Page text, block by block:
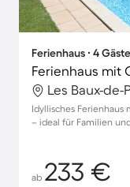
Ferienhaus ∙ 4
Idyllisches Ferienhaus
– ideal für Familien
ab 233 €